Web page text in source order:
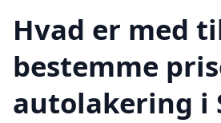
Hvad er med
bestemme
autolakering i